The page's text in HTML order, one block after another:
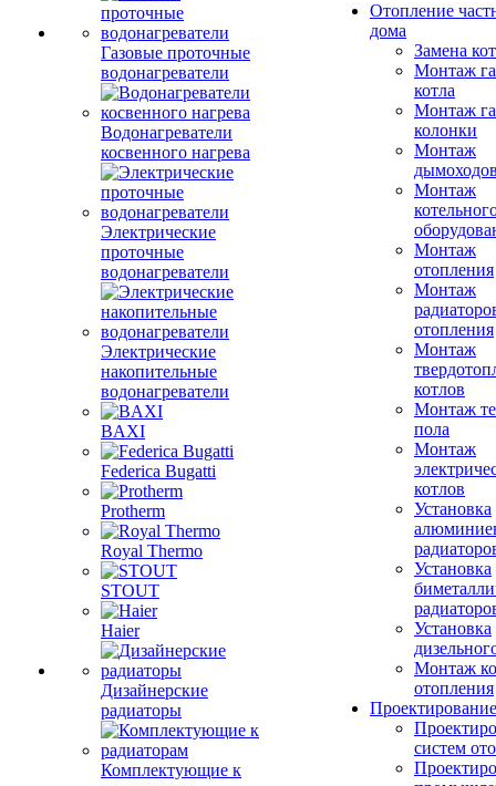
Газовые проточные
водонагреватели
Водонагреватели
косвенного нагрева
Электрические
проточные
водонагреватели
Электрические
накопительные
водонагреватели
BAXI
Federica Bugatti
Protherm
Royal Thermo
STOUT
Haier
Дизайнерские
радиаторы
Комплектующие к
Отопление
дома
Замена
Монтаж
котла
Монтаж
колонки
Монтаж
Монтаж
Монтаж
отопления
Монтаж
отопления
Монтаж
котлов
Монтаж
пола
Монтаж
котлов
Установка
Установка
Установка
Монтаж
отопления
Проектирование
систем